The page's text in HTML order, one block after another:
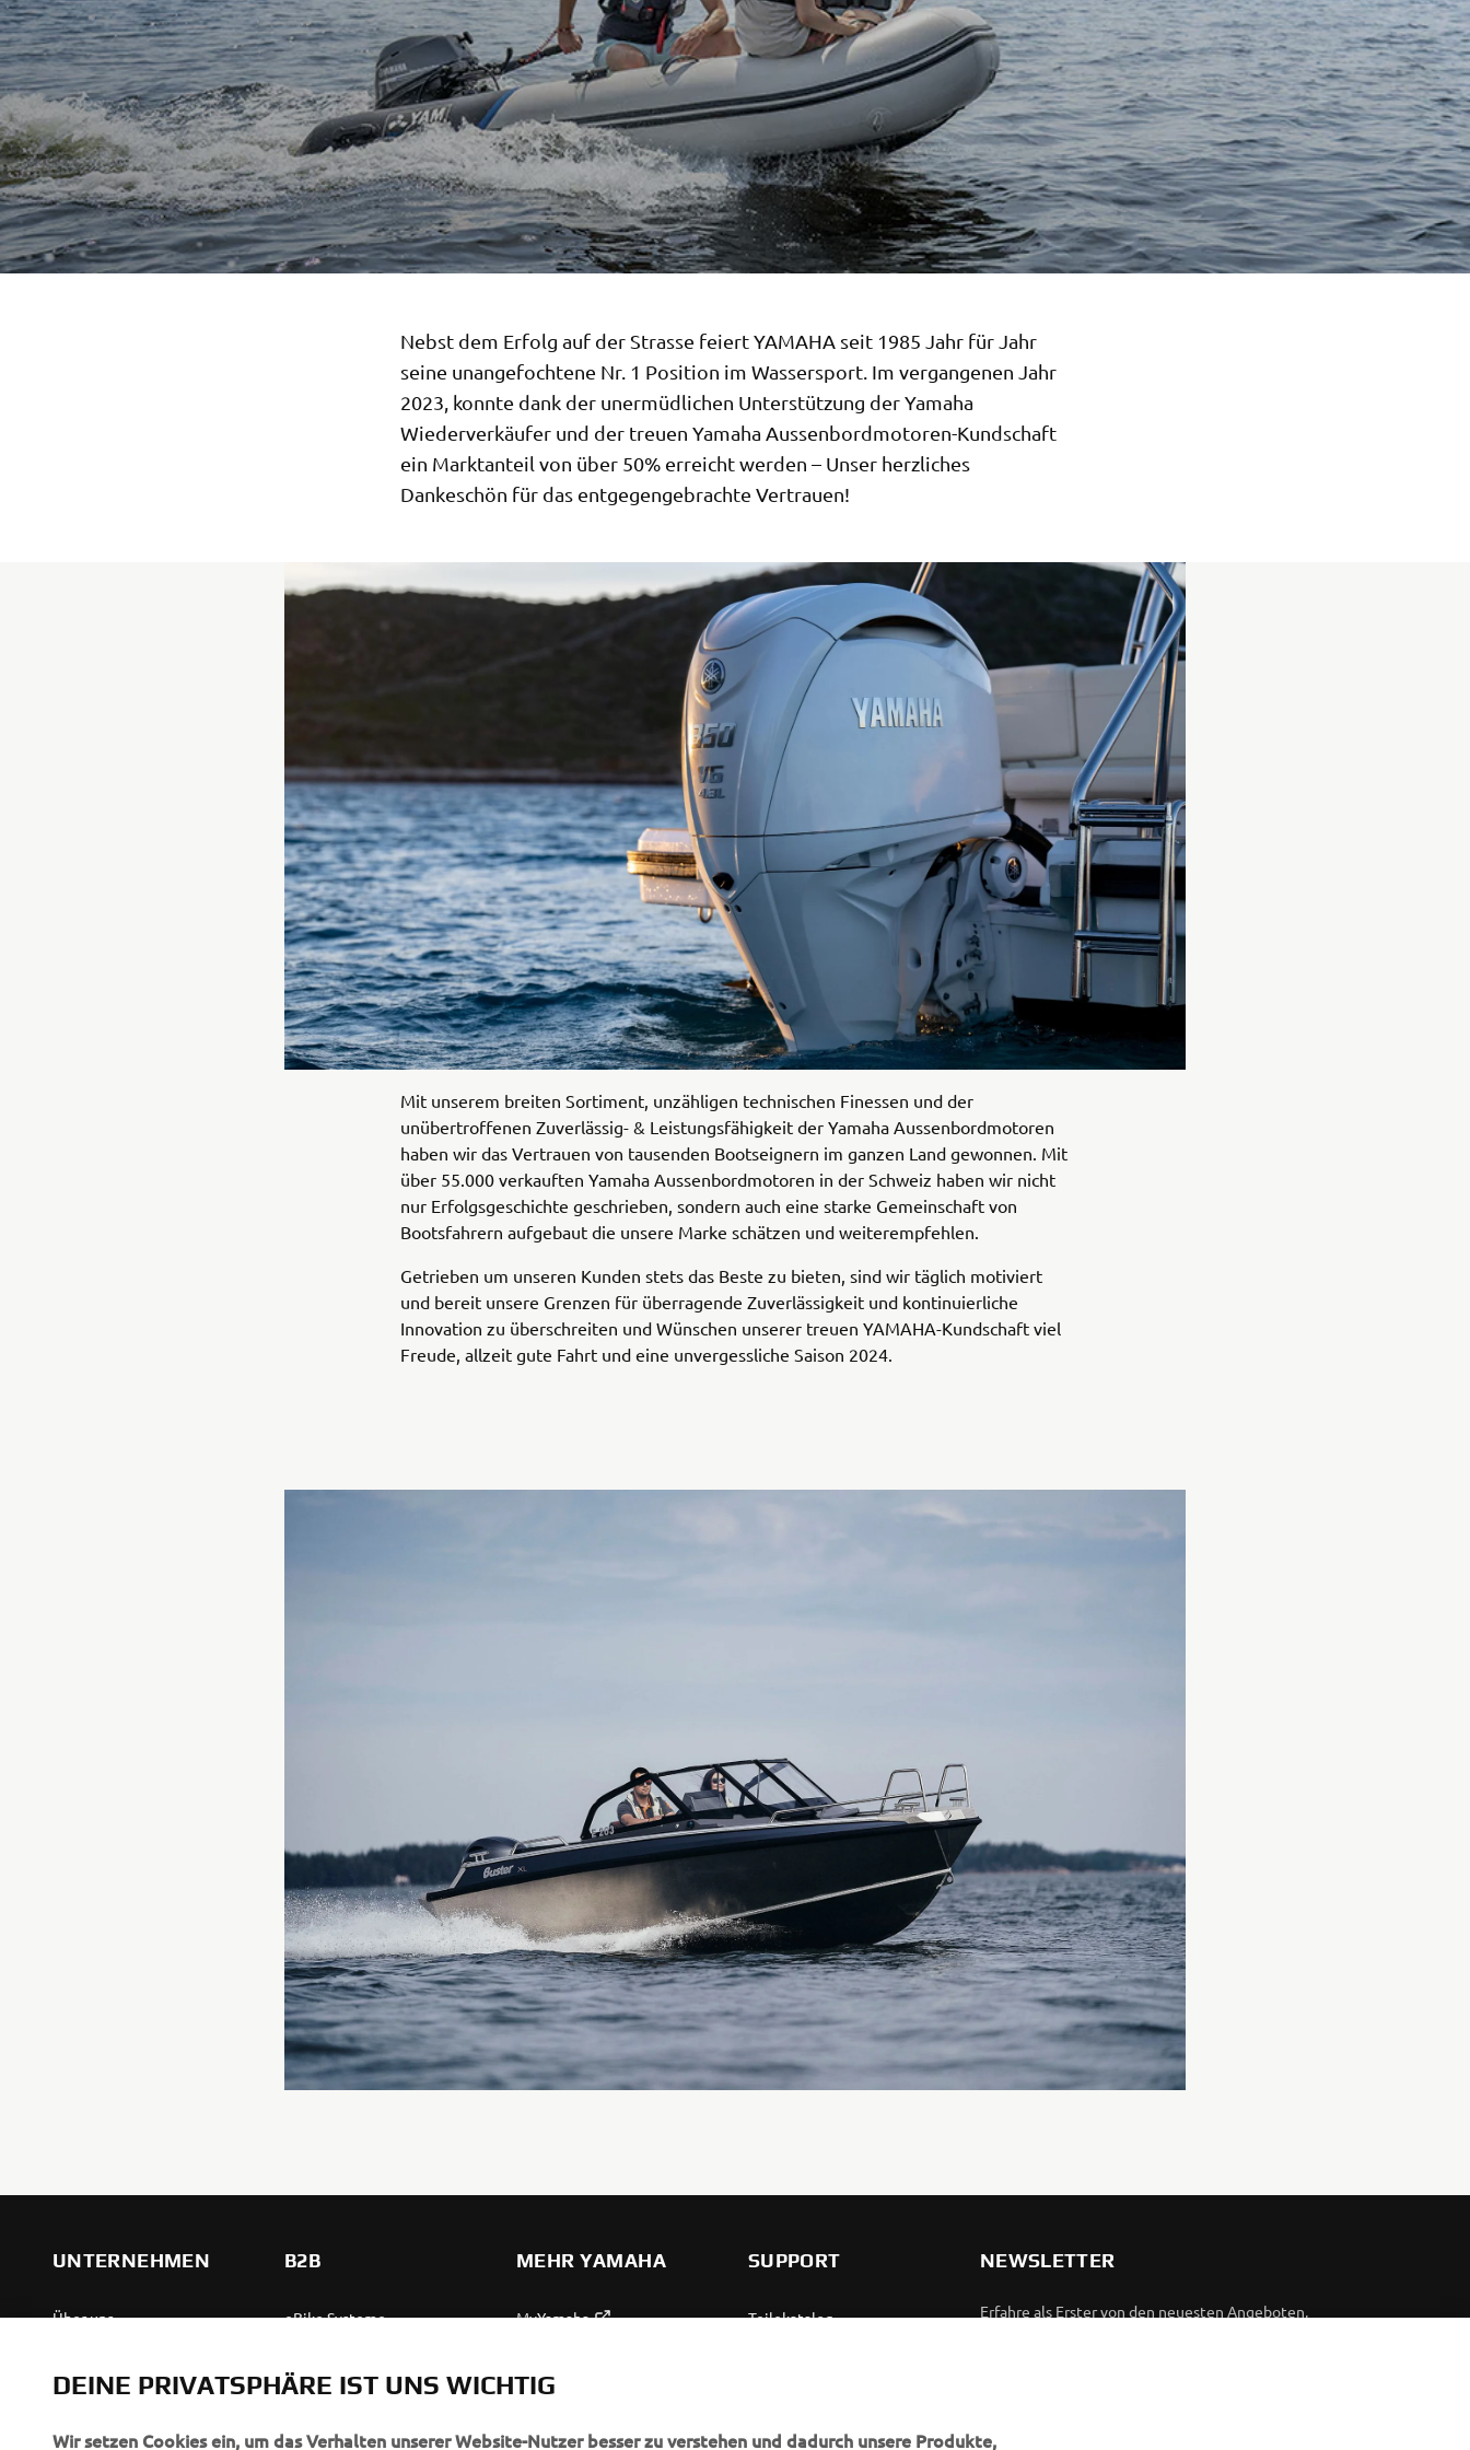
Nebst dem Erfolg auf der Strasse feiert YAMAHA seit 1985 Jahr für Jahr
seine unangefochtene Nr. 1 Position im Wassersport. Im vergangenen Jahr
2023, konnte dank der unermüdlichen Unterstützung der Yamaha
Wiederverkäufer und der treuen Yamaha Aussenbordmotoren-Kundschaft
ein Marktanteil von über 50% erreicht werden – Unser herzliches
Dankeschön für das entgegengebrachte Vertrauen!
Mit unserem breiten Sortiment, unzähligen technischen Finessen und der
unübertroffenen Zuverlässig- & Leistungsfähigkeit der Yamaha Aussenbordmotoren
haben wir das Vertrauen von tausenden Bootseignern im ganzen Land gewonnen. Mit
über 55.000 verkauften Yamaha Aussenbordmotoren in der Schweiz haben wir nicht
nur Erfolgsgeschichte geschrieben, sondern auch eine starke Gemeinschaft von
Bootsfahrern aufgebaut die unsere Marke schätzen und weiterempfehlen.
Getrieben um unseren Kunden stets das Beste zu bieten, sind wir täglich motiviert
und bereit unsere Grenzen für überragende Zuverlässigkeit und kontinuierliche
Innovation zu überschreiten und Wünschen unserer treuen YAMAHA-Kundschaft viel
Freude, allzeit gute Fahrt und eine unvergessliche Saison 2024.
UNTERNEHMEN
Über uns
Veranstaltungen
Press
B2B
eBike Systeme
Leichte Fahrzeuge
Ersthelferinnen und
MEHR YAMAHA
MyYamaha
Yamaha Racing
Yamaha Motor Global
SUPPORT
Teilekatalog
Umgang mit Altbatterien
NEWSLETTER
Erfahre als Erster von den neuesten Angeboten,
DEINE PRIVATSPHÄRE IST UNS WICHTIG
Wir setzen Cookies ein, um das Verhalten unserer Website-Nutzer besser zu verstehen und dadurch unsere Produkte,